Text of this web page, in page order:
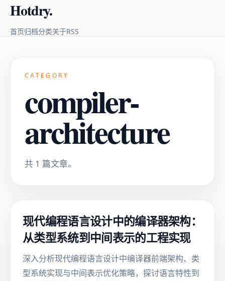
Hotdry.
首页归档分类关于RSS
CATEGORY
compiler-
architecture
共 1 篇文章。
现代编程语言设计中的编译器架构：
从类型系统到中间表示的工程实现
深入分析现代编程语言设计中编译器前端架构、类
型系统实现与中间表示优化策略，探讨语言特性到